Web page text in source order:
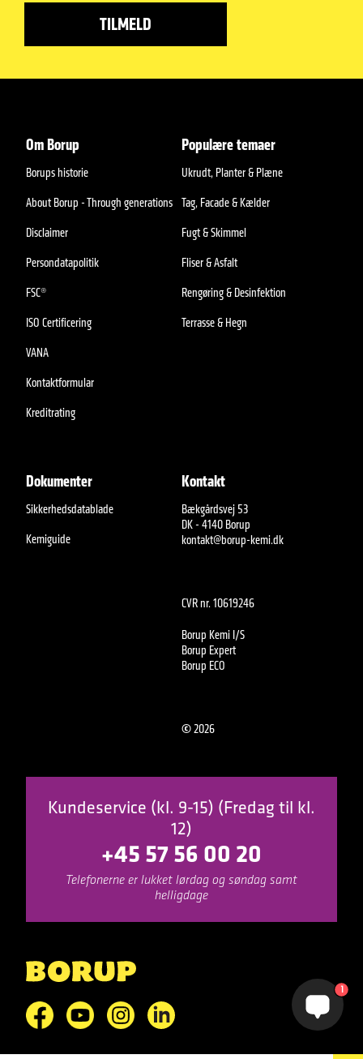
Om Borup
Borups historie
About Borup - Through generations
Disclaimer
Persondatapolitik
FSC®
ISO Certificering
VANA
Kontaktformular
Kreditrating
Populære temaer
Ukrudt, Planter & Plæne
Tag, Facade & Kælder
Fugt & Skimmel
Fliser & Asfalt
Rengøring & Desinfektion
Terrasse & Hegn
Dokumenter
Sikkerhedsdatablade
Kemiguide
Kontakt
Bækgårdsvej 53
DK - 4140 Borup
kontakt@borup-kemi.dk
CVR nr. 10619246
Borup Kemi I/S
Borup Expert
Borup ECO
©2026
Kundeservice (kl. 9-15) (Fredag til kl.
12)
+45 57 56 00 20
Telefonerne er lukket lørdag og søndag samt
helligdage
1